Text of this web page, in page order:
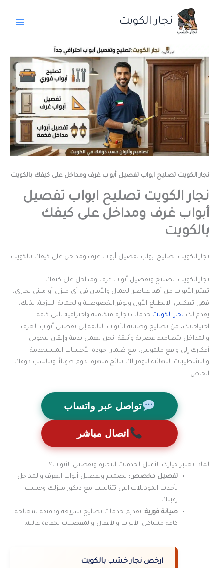
المحتوى
نجار الكويت
نجار الكويت تصليح ابواب تفصيل أبواب غرف ومداخل على كيفك بالكويت
نجار الكويت تصليح ابواب تفصيل
أبواب غرف ومداخل على كيفك
بالكويت
نجار الكويت تصليح ابواب تفصيل أبواب غرف ومداخل على كيفك بالكويت
نجار الكويت: تصليح وتفصيل أبواب غرف ومداخل على كيفك
تعتبر الأبواب من أهم عناصر الجمال والأمان في أي منزل أو مبنى تجاري،
فهي تعكس الانطباع الأول وتوفر الخصوصية والحماية اللازمة. لذلك،
يقدم لك نجار الكويت خدمات نجارة متكاملة واحترافية تلبي كافة
احتياجاتك، من تصليح وصيانة الأبواب التالفة إلى تفصيل أبواب الغرف
والمداخل بتصاميم عصرية وأنيقة. نحن نعمل بدقة وإتقان لتحويل
أفكارك إلى واقع ملموس، مع ضمان جودة الأخشاب المستخدمة
والتشطيبات النهائية لنوفر لك نتائج مبهرة تدوم طويلاً وتناسب ذوقك
الخاص.
تواصل عبر واتساب
اتصال مباشر
لماذا نعتبر خيارك الأمثل لخدمات النجارة وتفصيل الأبواب؟
تفصيل مخصص: تصميم وتفصيل أبواب الغرف والمداخل
بأحدث الموديلات التي تتناسب مع ديكور منزلك وحسب
رغبتك.
صيانة فورية: تقديم خدمات تصليح سريعة ودقيقة لمعالجة
كافة مشاكل الأبواب والأقفال والمفصلات بكفاءة عالية.
ارخص نجار خشب بالكويت